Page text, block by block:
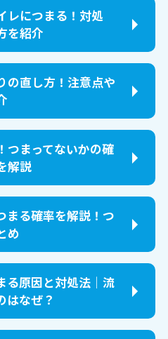
レにつまる！対処
を紹介
の直し方！注意点や
つまってないかの確
解説
まる確率を解説！つ
め
る原因と対処法｜流
はなぜ？